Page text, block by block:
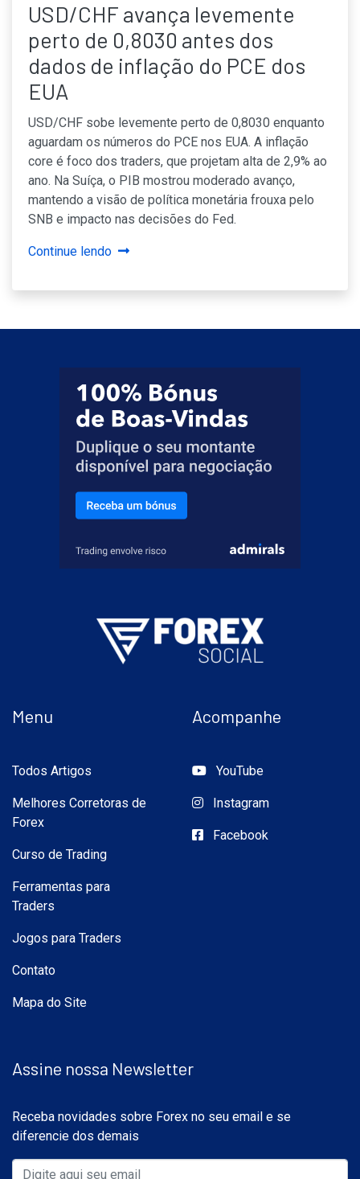
USD/CHF avança levemente
perto de 0,8030 antes dos
dados de inflação do PCE dos
EUA
USD/CHF sobe levemente perto de 0,8030 enquanto
aguardam os números do PCE nos EUA. A inflação
core é foco dos traders, que projetam alta de 2,9% ao
ano. Na Suíça, o PIB mostrou moderado avanço,
mantendo a visão de política monetária frouxa pelo
SNB e impacto nas decisões do Fed.
Continue lendo
Menu
Todos Artigos
Melhores Corretoras de
Forex
Curso de Trading
Ferramentas para
Traders
Jogos para Traders
Contato
Mapa do Site
Acompanhe
YouTube
Instagram
Facebook
Assine nossa Newsletter
Receba novidades sobre Forex no seu email e se
diferencie dos demais